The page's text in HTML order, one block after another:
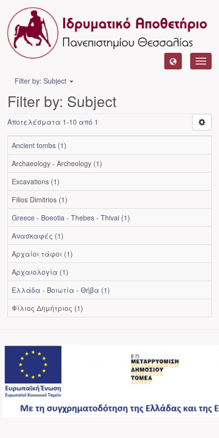
Filter by: Subject
Filter by: Subject
Αποτελέσματα 1-10 από 1
Ancient tombs (1)
Archaeology - Archeology (1)
Excavations (1)
Filios Dimitrios (1)
Greece - Boeotia - Thebes - Thivai (1)
Ανασκαφές (1)
Αρχαίοι τάφοι (1)
Αρχαιολογία (1)
Ελλάδα - Βοιωτία - Θήβα (1)
Φίλιος Δημήτριος (1)